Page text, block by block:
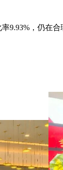
9.93%，仍在